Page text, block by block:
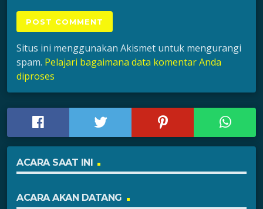
Situs ini menggunakan Akismet untuk mengurangi
spam. Pelajari bagaimana data komentar Anda
diproses
ACARA SAAT INI
ACARA AKAN DATANG